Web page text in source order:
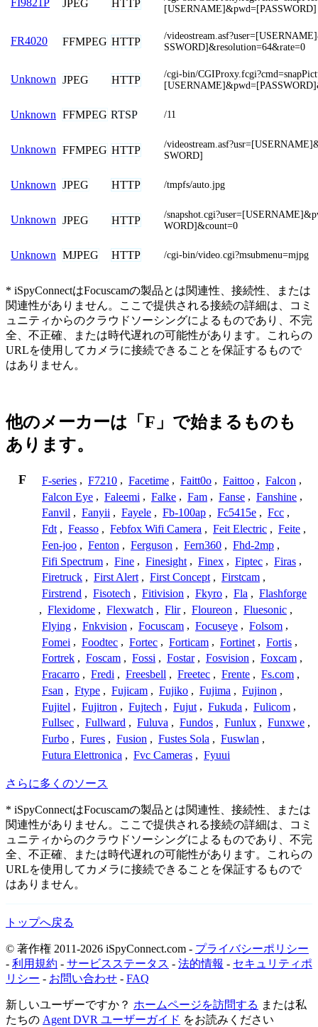
FI9821P JPEG HTTP
[USERNAME]&pwd=[PASSWORD]
FR4020 FFMPEG HTTP
/
SSWORD]&resolution=64&rate=0
Unknown JPEG HTTP
/cgi-bin/
Unknown FFMPEG RTSP /11
Unknown FFMPEG HTTP
/
SWORD]
Unknown JPEG HTTP /tmpfs/auto.jpg
Unknown JPEG HTTP
/
WORD]&count=0
Unknown MJPEG HTTP /cgi-bin/video.cgi?msubmenu=mjpg
* iSpyConnectはFocuscamの製品とは関連性、接続性、または
関連性がありません。ここで提供される接続の詳細は、コミ
ュニティからのクラウドソーシングによるものであり、不完
全、不正確、または時代遅れの可能性があります。これらの
URLを使用してカメラに接続できることを保証するもので
はありません。
他のメーカーは「F」で始まるものも
あります。
F F-series , F7210 , Facetime , Faitt0o , Faittoo , Falcon ,
Falcon Eye , Faleemi , Falke , Fam , Fanse , Fanshine ,
Fanvil , Fanyii , Fayele , Fb-100ap , Fc5415e , Fcc ,
Fdt , Feasso , Febfox Wifi Camera , Feit Electric , Feite ,
Fen-joo , Fenton , Ferguson , Fern360 , Fhd-2mp ,
Fifi Spectrum , Fine , Finesight , Finex , Fiptec , Firas ,
Firetruck , First Alert , First Concept , Firstcam ,
Firstrend , Fisotech , Fitivision , Fkyro , Fla , Flashforge
, Flexidome , Flexwatch , Flir , Floureon , Fluesonic ,
Flying , Fnkvision , Focuscam , Focuseye , Folsom ,
Fomei , Foodtec , Fortec , Forticam , Fortinet , Fortis ,
Fortrek , Foscam , Fossi , Fostar , Fosvision , Foxcam ,
Fracarro , Fredi , Freesbell , Freetec , Frente , Fs.com ,
Fsan , Ftype , Fujicam , Fujiko , Fujima , Fujinon ,
Fujitel , Fujitron , Fujtech , Fujut , Fukuda , Fulicom ,
Fullsec , Fullward , Fuluva , Fundos , Funlux , Funxwe ,
Furbo , Fures , Fusion , Fustes Sola , Fuswlan ,
Futura Elettronica , Fvc Cameras , Fyuui
さらに多くのソース
* iSpyConnectはFocuscamの製品とは関連性、接続性、または
関連性がありません。ここで提供される接続の詳細は、コミ
ュニティからのクラウドソーシングによるものであり、不完
全、不正確、または時代遅れの可能性があります。これらの
URLを使用してカメラに接続できることを保証するもので
はありません。
トップへ戻る
© 著作権 2011-2026 iSpyConnect.com - プライバシーポリシー
- 利用規約 - サービスステータス - 法的情報 - セキュリティポ
リシー - お問い合わせ - FAQ
新しいユーザーですか？ ホームページを訪問する または私
たちの Agent DVR ユーザーガイド をお読みください